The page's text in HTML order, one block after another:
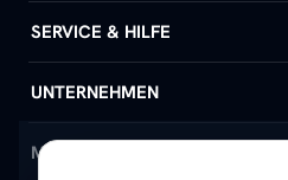
Badheizkörper
Handtuchheizkörper
Design-Heizkörper
SERVICE & HILFE
Hilfe & Kontakt
Versand & Lieferung
UNTERNEHMEN
Wir über uns
MEIN KONTO